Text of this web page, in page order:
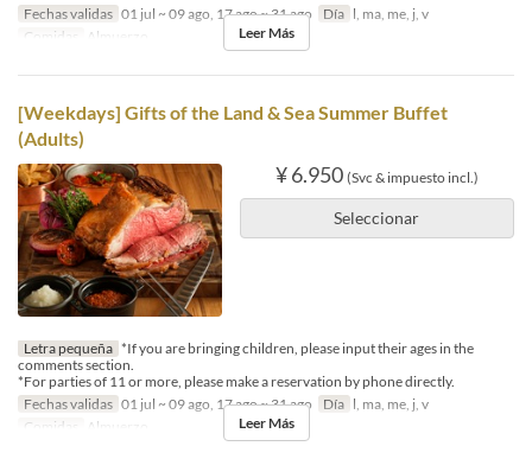
Fechas validas 01 jul ~ 09 ago, 17 ago ~ 31 ago Día l, ma, me, j, v
Comidas
Almuerzo Leer Más
[Weekdays] Gifts of the Land & Sea Summer Buffet
(Adults)
¥ 6.950 (Svc & impuesto incl.)
Seleccionar
Letra pequeña *If you are bringing children, please input their ages in the
comments section.
*For parties of 11 or more, please make a reservation by phone directly.
Fechas validas 01 jul ~ 09 ago, 17 ago ~ 31 ago Día l, ma, me, j, v
Comidas
Almuerzo Leer Más